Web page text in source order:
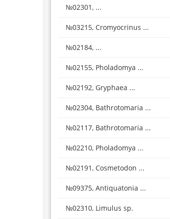
№02301, ...
№03215, Cromyocrinus ...
№02184, ...
№02155, Pholadomya ...
№02192, Gryphaea ...
№02304, Bathrotomaria ...
№02117, Bathrotomaria ...
№02210, Pholadomya ...
№02191, Cosmetodon ...
№09375, Antiquatonia ...
№02310, Limulus sp.